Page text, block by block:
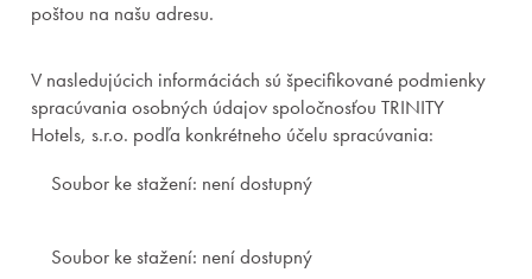
poštou na našu adresu.
V nasledujúcich informáciách sú špecifikované podmienky
spracúvania osobných údajov spoločnosťou TRINITY
Hotels, s.r.o. podľa konkrétneho účelu spracúvania:
Soubor ke stažení: není dostupný
Soubor ke stažení: není dostupný